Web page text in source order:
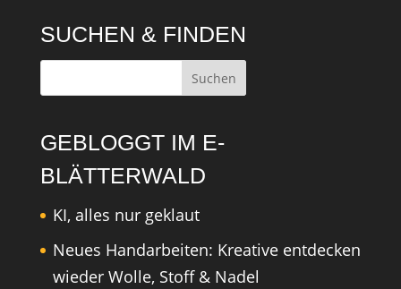
SUCHEN & FINDEN
GEBLOGGT IM E-
BLÄTTERWALD
KI, alles nur geklaut
Neues Handarbeiten: Kreative entdecken
wieder Wolle, Stoff & Nadel